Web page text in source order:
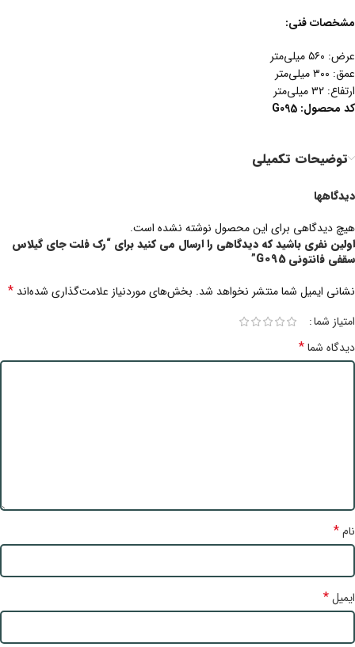
مشخصات فنی:
عرض: ۵۶۰ میلی‌متر
عمق: ۳۰۰ میلی‌متر
ارتفاع: ۳۲ میلی‌متر
کد محصول:
G095
توضیحات تکمیلی
دیدگاهها
هیچ دیدگاهی برای این محصول نوشته نشده است.
اولین نفری باشید که دیدگاهی را ارسال می کنید برای “رک فلت جای گیلاس
سقفی فانتونی G095”
نشانی ایمیل شما منتشر نخواهد شد. بخش‌های موردنیاز علامت‌گذاری شده‌اند *
امتیاز شما
دیدگاه شما*
نام*
ایمیل*